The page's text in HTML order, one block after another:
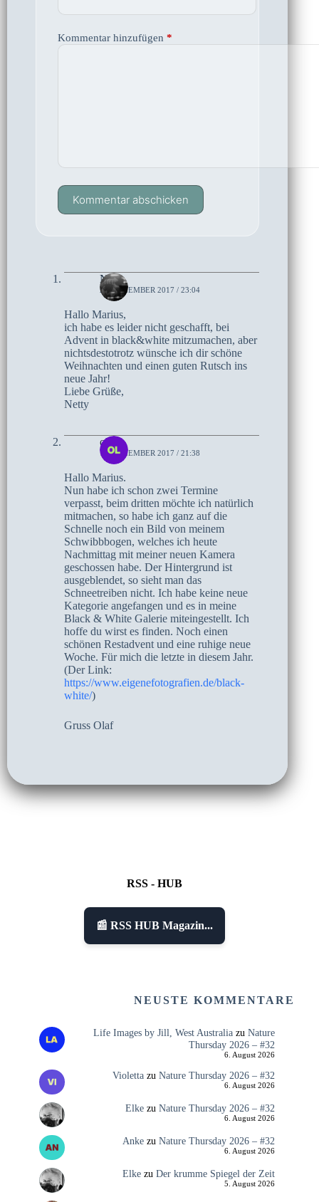
Kommentar hinzufügen *
Kommentar abschicken
Netty
23. DEZEMBER 2017 / 23:04
Hallo Marius,
ich habe es leider nicht geschafft, bei
Advent in black&white mitzumachen, aber
nichtsdestotrotz wünsche ich dir schöne
Weihnachten und einen guten Rutsch ins
neue Jahr!
Liebe Grüße,
Netty
olaf
17. DEZEMBER 2017 / 21:38
Hallo Marius.
Nun habe ich schon zwei Termine
verpasst, beim dritten möchte ich natürlich
mitmachen, so habe ich ganz auf die
Schnelle noch ein Bild von meinem
Schwibbbogen, welches ich heute
Nachmittag mit meiner neuen Kamera
geschossen habe. Der Hintergrund ist
ausgeblendet, so sieht man das
Schneetreiben nicht. Ich habe keine neue
Kategorie angefangen und es in meine
Black & White Galerie miteingestellt. Ich
hoffe du wirst es finden. Noch einen
schönen Restadvent und eine ruhige neue
Woche. Für mich die letzte in diesem Jahr.
(Der Link:
https://www.eigenefotografien.de/black-
white/)
Gruss Olaf
RSS - HUB
📰 RSS HUB Magazin...
NEUSTE KOMMENTARE
Life Images by Jill, West Australiazu Nature
Thursday 2026 – #32
6. August 2026
Violettazu Nature Thursday 2026 – #32
6. August 2026
Elkezu Nature Thursday 2026 – #32
6. August 2026
Ankezu Nature Thursday 2026 – #32
6. August 2026
Elkezu Der krumme Spiegel der Zeit
5. August 2026